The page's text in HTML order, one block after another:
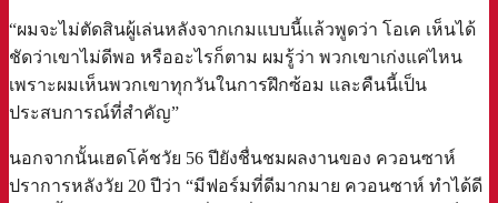
“ผมจะไม่ตัดสินผู้เล่นหลังจากเกมแบบนี้แล้วพูดว่า โอเค เห็นได้
ชัดว่าเขาไม่ดีพอ หรืออะไรก็ตาม ผมรู้ว่า พวกเขาเก่งแค่ไหน
เพราะผมเห็นพวกเขาทุกวันในการฝึกซ้อม และคืนนี้เป็น
ประสบการณ์ที่สำคัญ”
นอกจากนั้นเฮดโค้ชวัย 56 ปียังชื่นชมผลงานของ ควอนซาห์
ปราการหลังวัย 20 ปีว่า “มีฟอร์มที่ดีมากมาย ควอนซาห์ ทำได้ดี